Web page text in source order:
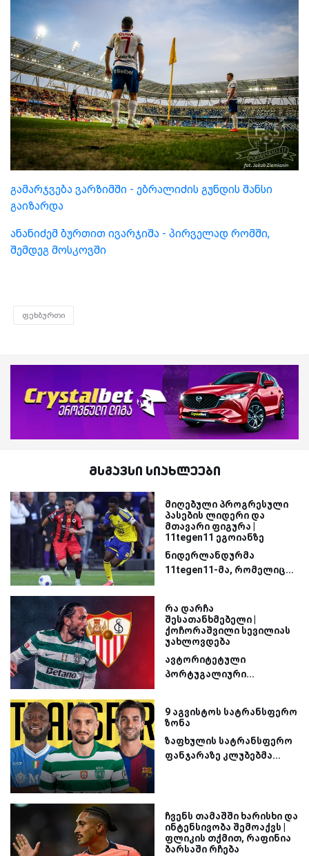
გამარჯვება ვარზიმში - ებრალიძის გუნდის შანსი
გაიზარდა
ანანიძემ ბურთით ივარჯიშა - პირველად რომში,
შემდეგ მოსკოვში
ფეხბურთი
მსგავსი სიახლეები
მიღებული პროგრესული
პასების ლიდერი და
მთავარი ფიგურა |
11tegen11 ეგოიანზე
ნიდერლანდურმა
11tegen11-მა, რომელიც...
რა დარჩა
შესათანხმებელი |
ქოჩორაშვილი სევილიას
უახლოვდება
ავტორიტეტული
პორტუგალიური...
9 აგვისტოს სატრანსფერო
ზონა
ზაფხულის სატრანსფერო
ფანჯარაზე კლუბებმა...
ჩვენს თამაშში ხარისხი და
ინტენსივობა შემოაქვს |
ფლიკის თქმით, რაფინია
ბარსაში რჩება